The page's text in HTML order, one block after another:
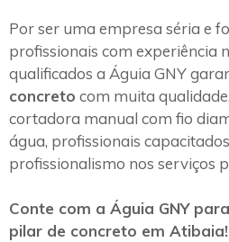
Por ser uma empresa séria e
profissionais com experiência
qualificados a Águia GNY
concreto com muita
cortadora manual com fio
água, profissionais
profissionalismo nos serviços
Conte com a Águia GNY
pilar de concreto em Atibaia!